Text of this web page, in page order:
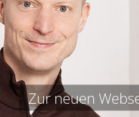
Zur neuen